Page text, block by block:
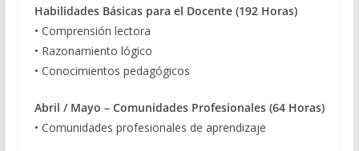
Habilidades Básicas para el Docente (192 Horas)
• Comprensión lectora
• Razonamiento lógico
• Conocimientos pedagógicos
Abril / Mayo – Comunidades Profesionales (64 Horas)
• Comunidades profesionales de aprendizaje